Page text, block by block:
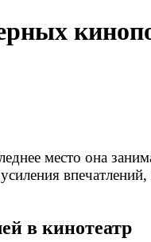
место она
в кинотеатр